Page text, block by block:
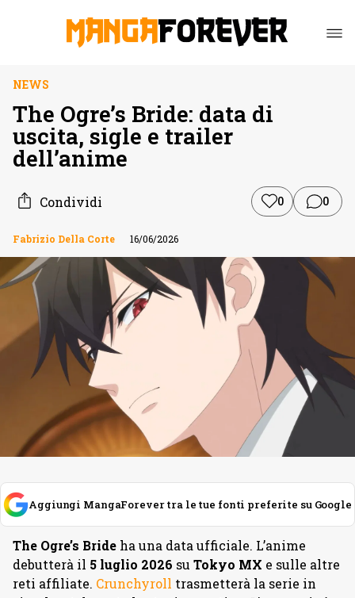
NEWS
The Ogre’s Bride: data di
uscita, sigle e trailer
dell’anime
Condividi 0 0
Fabrizio Della Corte 16/06/2026
Aggiungi MangaForever tra le tue fonti preferite su Google
The Ogre’s Bride ha una data ufficiale. L’anime
debutterà il 5 luglio 2026 su Tokyo MX e sulle altre
reti affiliate. Crunchyroll trasmetterà la serie in